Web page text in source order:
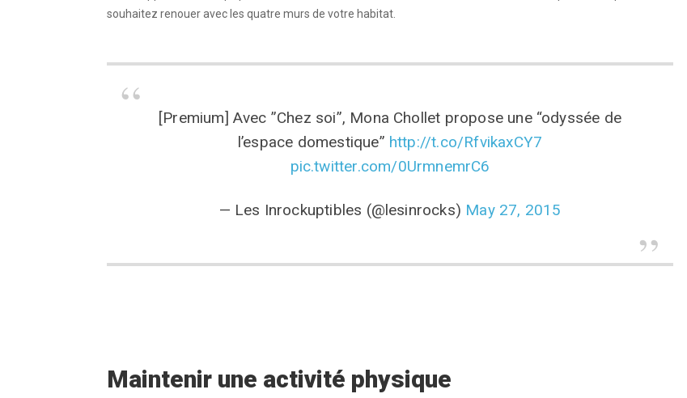
souhaitez renouer avec les quatre murs de votre habitat.
[Premium] Avec ”Chez soi”, Mona Chollet propose une “odyssée de
l’espace domestique” http://t.co/RfvikaxCY7
pic.twitter.com/0UrmnemrC6
— Les Inrockuptibles (@lesinrocks) May 27, 2015
Maintenir une activité physique